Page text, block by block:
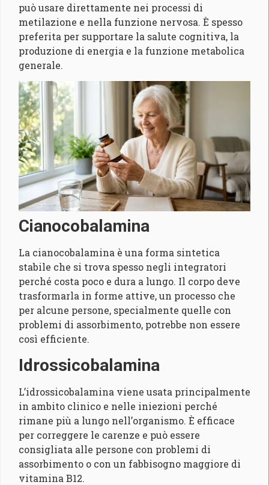
può usare direttamente nei processi di
metilazione e nella funzione nervosa. È spesso
preferita per supportare la salute cognitiva, la
produzione di energia e la funzione metabolica
generale.
Cianocobalamina
La cianocobalamina è una forma sintetica
stabile che si trova spesso negli integratori
perché costa poco e dura a lungo. Il corpo deve
trasformarla in forme attive, un processo che
per alcune persone, specialmente quelle con
problemi di assorbimento, potrebbe non essere
così efficiente.
Idrossicobalamina
L’idrossicobalamina viene usata principalmente
in ambito clinico e nelle iniezioni perché
rimane più a lungo nell’organismo. È efficace
per correggere le carenze e può essere
consigliata alle persone con problemi di
assorbimento o con un fabbisogno maggiore di
vitamina B12.